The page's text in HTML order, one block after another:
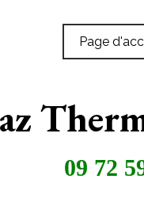
Page
09 72